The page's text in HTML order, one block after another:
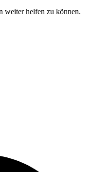
weiter helfen zu können.